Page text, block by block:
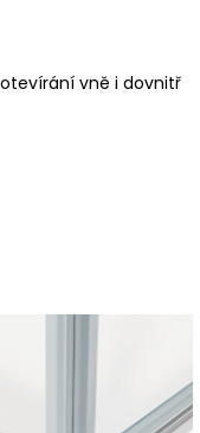
otevírání vně i dovnitř